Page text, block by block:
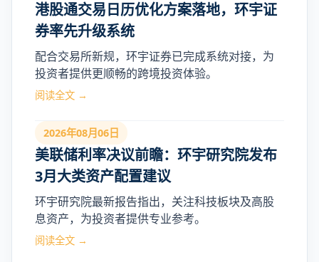
港股通交易日历优化方案落地，环宇证
券率先升级系统
配合交易所新规，环宇证券已完成系统对接，为
投资者提供更顺畅的跨境投资体验。
阅读全文 →
2026年08月06日
美联储利率决议前瞻：环宇研究院发布
3月大类资产配置建议
环宇研究院最新报告指出，关注科技板块及高股
息资产，为投资者提供专业参考。
阅读全文 →